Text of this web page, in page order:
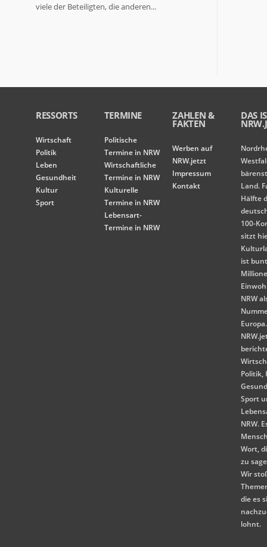
viele der Beteiligten, die anderen...
RESSORTS
Wirtschaft
Politik
Leben
Gesundheit
Kultur
Sport
TERMINE
Politische
Termine in NRW
Wirtschaftliche
Termine in NRW
Kulturelle
Termine in NRW
Lebensart-
Termine in NRW
ZAHLEN &
FAKTEN
Werben auf
NRW.jetzt
Impressum
Kontakt
DAS
Land.
Hälfte
100-
sitzt
ist
NRW
Europa.
Politik,
Sport
NRW.
Wort,
zu
Wir
die es
lohnt.